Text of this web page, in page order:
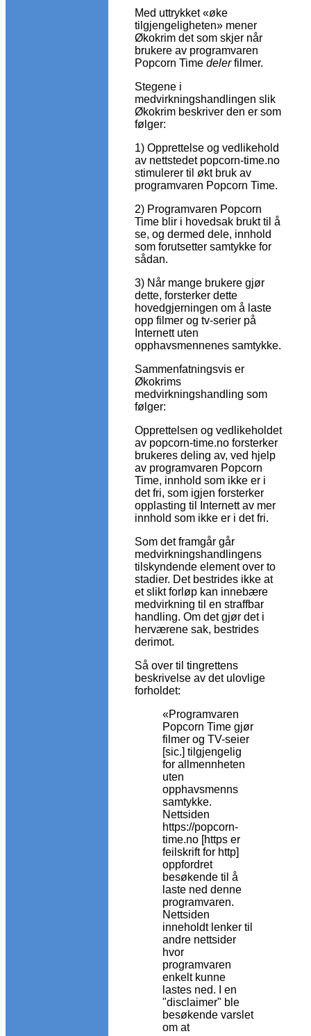
Med uttrykket «øke
tilgjengeligheten» mener
Økokrim det som skjer når
brukere av programvaren
Popcorn Timedelerfilmer.
Stegene i
medvirkningshandlingen slik
Økokrim beskriver den er som
følger:
1) Opprettelse og vedlikehold
av nettstedet popcorn-time.no
stimulerer til økt bruk av
programvaren Popcorn Time.
2) Programvaren Popcorn
Time blir i hovedsak brukt til å
se, og dermed dele, innhold
som forutsetter samtykke for
sådan.
3) Når mange brukere gjør
dette, forsterker dette
hovedgjerningen om å laste
opp filmer og tv-serier på
Internett uten
opphavsmennenes samtykke.
Sammenfatningsvis er
Økokrims
medvirkningshandling som
følger:
Opprettelsen og vedlikeholdet
av popcorn-time.no forsterker
brukeres deling av, ved hjelp
av programvaren Popcorn
Time, innhold som ikke er i
det fri, som igjen forsterker
opplasting til Internett av mer
innhold som ikke er i det fri.
Som det framgår går
medvirkningshandlingens
tilskyndende element over to
stadier. Det bestrides ikke at
et slikt forløp kan innebære
medvirkning til en straffbar
handling. Om det gjør det i
herværene sak, bestrides
derimot.
Så over til tingrettens
beskrivelse av det ulovlige
forholdet:
«Programvaren
Popcorn Time gjør
filmer og TV-seier
[sic.] tilgjengelig
for allmennheten
uten
opphavsmenns
samtykke.
Nettsiden
https://popcorn-
time.no [https er
feilskrift for http]
oppfordret
besøkende til å
laste ned denne
programvaren.
Nettsiden
inneholdt lenker til
andre nettsider
hvor
programvaren
enkelt kunne
lastes ned. I en
"disclaimer" ble
besøkende varslet
om at